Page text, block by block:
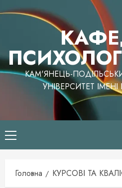
до
КАМ'ЯНЕЦЬ-
УНІВЕРСИТЕТ
Головне
меню
Головна КУРСОВІ ТА